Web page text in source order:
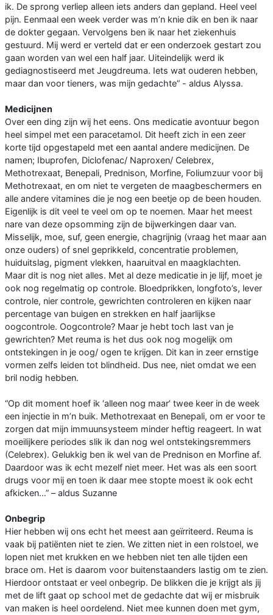
ik. De sprong verliep alleen iets anders dan gepland. Heel veel
pijn. Eenmaal een week verder was m’n knie dik en ben ik naar
de dokter gegaan. Vervolgens ben ik naar het ziekenhuis
gestuurd. Mij werd er verteld dat er een onderzoek gestart zou
gaan worden van wel een half jaar. Uiteindelijk werd ik
gediagnostiseerd met Jeugdreuma. Iets wat ouderen hebben,
maar dan voor tieners, was mijn gedachte” - aldus Alyssa.
Medicijnen
Over een ding zijn wij het eens. Ons medicatie avontuur begon
heel simpel met een paracetamol. Dit heeft zich in een zeer
korte tijd opgestapeld met een aantal andere medicijnen. De
namen; Ibuprofen, Diclofenac/ Naproxen/ Celebrex,
Methotrexaat, Benepali, Prednison, Morfine, Foliumzuur voor bij
Methotrexaat, en om niet te vergeten de maagbeschermers en
alle andere vitamines die je nog een beetje op de been houden.
Eigenlijk is dit veel te veel om op te noemen. Maar het meest
nare van deze opsomming zijn de bijwerkingen daar van.
Misselijk, moe, suf, geen energie, chagrijnig (vraag het maar aan
onze ouders) of snel geprikkeld, concentratie problemen,
huiduitslag, pigment vlekken, haaruitval en maagklachten.
Maar dit is nog niet alles. Met al deze medicatie in je lijf, moet je
ook nog regelmatig op controle. Bloedprikken, longfoto’s, lever
controle, nier controle, gewrichten controleren en kijken naar
percentage van buigen en strekken en half jaarlijkse
oogcontrole. Oogcontrole? Maar je hebt toch last van je
gewrichten? Met reuma is het dus ook nog mogelijk om
ontstekingen in je oog/ ogen te krijgen. Dit kan in zeer ernstige
vormen zelfs leiden tot blindheid. Dus nee, niet omdat we een
bril nodig hebben.
“Op dit moment hoef ik ‘alleen nog maar’ twee keer in de week
een injectie in m’n buik. Methotrexaat en Benepali, om er voor te
zorgen dat mijn immuunsysteem minder heftig reageert. In wat
moeilijkere periodes slik ik dan nog wel ontstekingsremmers
(Celebrex). Gelukkig ben ik wel van de Prednison en Morfine af.
Daardoor was ik echt mezelf niet meer. Het was als een soort
drugs voor mij en toen ik daar mee stopte moest ik ook echt
afkicken…” – aldus Suzanne
Onbegrip
Hier hebben wij ons echt het meest aan geïrriteerd. Reuma is
vaak bij patiënten niet te zien. We zitten niet in een rolstoel, we
lopen niet met krukken en we hebben niet ten alle tijden een
brace om. Het is daarom voor buitenstaanders lastig om te zien.
Hierdoor ontstaat er veel onbegrip. De blikken die je krijgt als jij
met de lift gaat op school met de gedachte dat wij er misbruik
van maken is heel oordelend. Niet mee kunnen doen met gym,